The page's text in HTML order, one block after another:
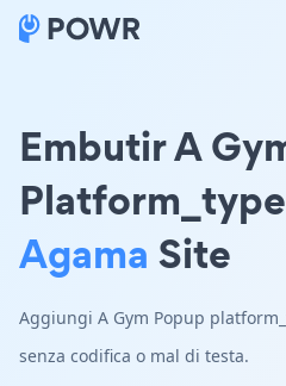
Embutir A
Agama Site
Aggiungi A Gym Popup
senza codifica o mal di testa.